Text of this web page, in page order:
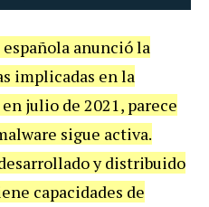
anunció la
implicadas en la
julio de 2021, parece
sigue activa.
y distribuido
capacidades de